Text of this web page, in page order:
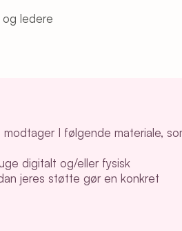
ledere
I følgende materiale,
digitalt og/eller fysisk
jeres støtte gør en konkret